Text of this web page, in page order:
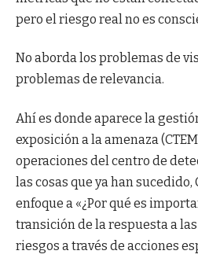
pero el riesgo real no es
No aborda los problemas de
problemas de relevancia.
Ahí es donde aparece la
exposición a la amenaza
operaciones del centro de
las cosas que ya han sucedido,
enfoque a «¿Por qué es
transición de la respuesta a
riesgos a través de acciones